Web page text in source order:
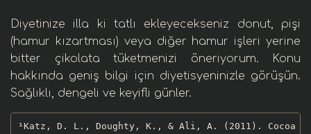
Diyetinize illa ki tatlı ekleyecekseniz donut, pişi
(hamur kızartması) veya diğer hamur işleri yerine
bitter çikolata tüketmenizi öneriyorum. Konu
hakkında geniş bilgi için diyetisyeninizle görüşün.
Sağlıklı, dengeli ve keyifli günler.
¹Katz, D. L., Doughty, K., & Ali, A. (2011). Cocoa